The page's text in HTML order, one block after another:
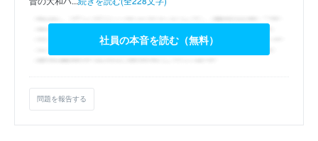
社員の本音を読む（無料）
問題を報告する